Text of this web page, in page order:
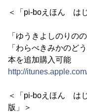
＜「pi-boえほん は
「ゆうきよしのりの
「わらべきみかのど
本を追加購入可能
http://
＜「pi-boえほん は
版」＞